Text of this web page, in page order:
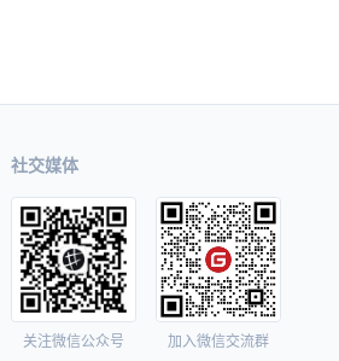
社交媒体
关注微信公众号 加入微信交流群